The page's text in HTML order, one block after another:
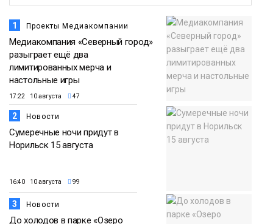
1 Проекты Медиакомпании
Медиакомпания «Северный город»
разыграет ещё два
лимитированных мерча и
настольные игры
17:22 10 августа 47
2 Новости
Сумеречные ночи придут в
Норильск 15 августа
16:40 10 августа 99
3 Новости
До холодов в парке «Озеро